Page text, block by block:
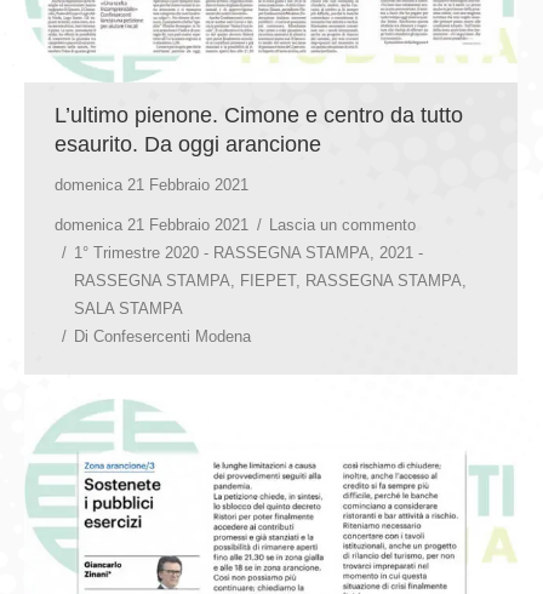
L’ultimo pienone. Cimone e centro da tutto
esaurito. Da oggi arancione
domenica 21 Febbraio 2021
domenica 21 Febbraio 2021
Lascia un commento
1° Trimestre 2020 - RASSEGNA STAMPA, 2021 -
RASSEGNA STAMPA, FIEPET, RASSEGNA STAMPA,
SALA STAMPA
Di Confesercenti Modena